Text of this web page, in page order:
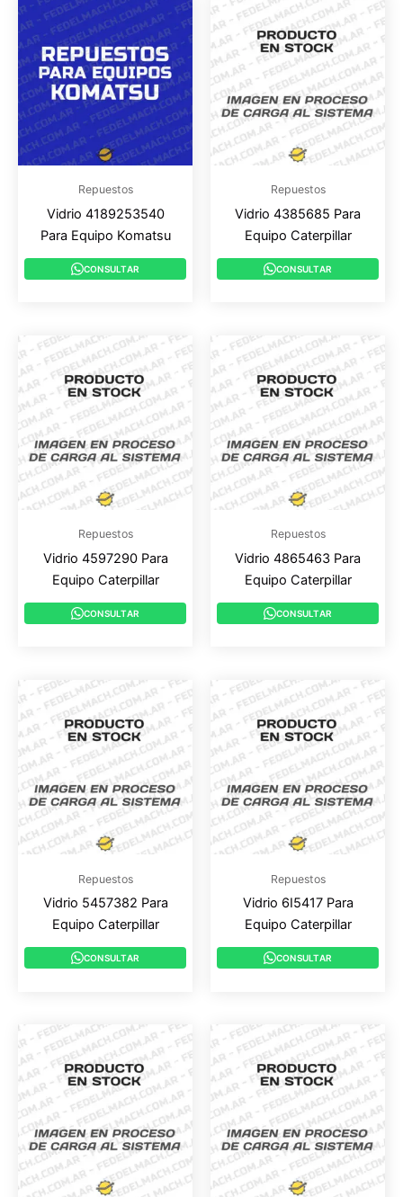
Repuestos
Vidrio 4189253540
Para Equipo Komatsu
CONSULTAR
Repuestos
Vidrio 4385685 Para
Equipo Caterpillar
CONSULTAR
Repuestos
Vidrio 4597290 Para
Equipo Caterpillar
CONSULTAR
Repuestos
Vidrio 4865463 Para
Equipo Caterpillar
CONSULTAR
Repuestos
Vidrio 5457382 Para
Equipo Caterpillar
CONSULTAR
Repuestos
Vidrio 6I5417 Para
Equipo Caterpillar
CONSULTAR